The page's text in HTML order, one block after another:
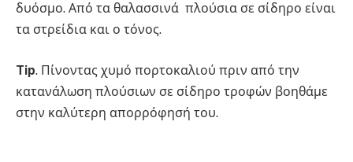
δυόσμο. Από τα θαλασσινά πλούσια σε σίδηρο είναι
τα στρείδια και ο τόνος.
Tip. Πίνοντας χυμό πορτοκαλιού πριν από την
κατανάλωση πλούσιων σε σίδηρο τροφών βοηθάμε
στην καλύτερη απορρόφησή του.